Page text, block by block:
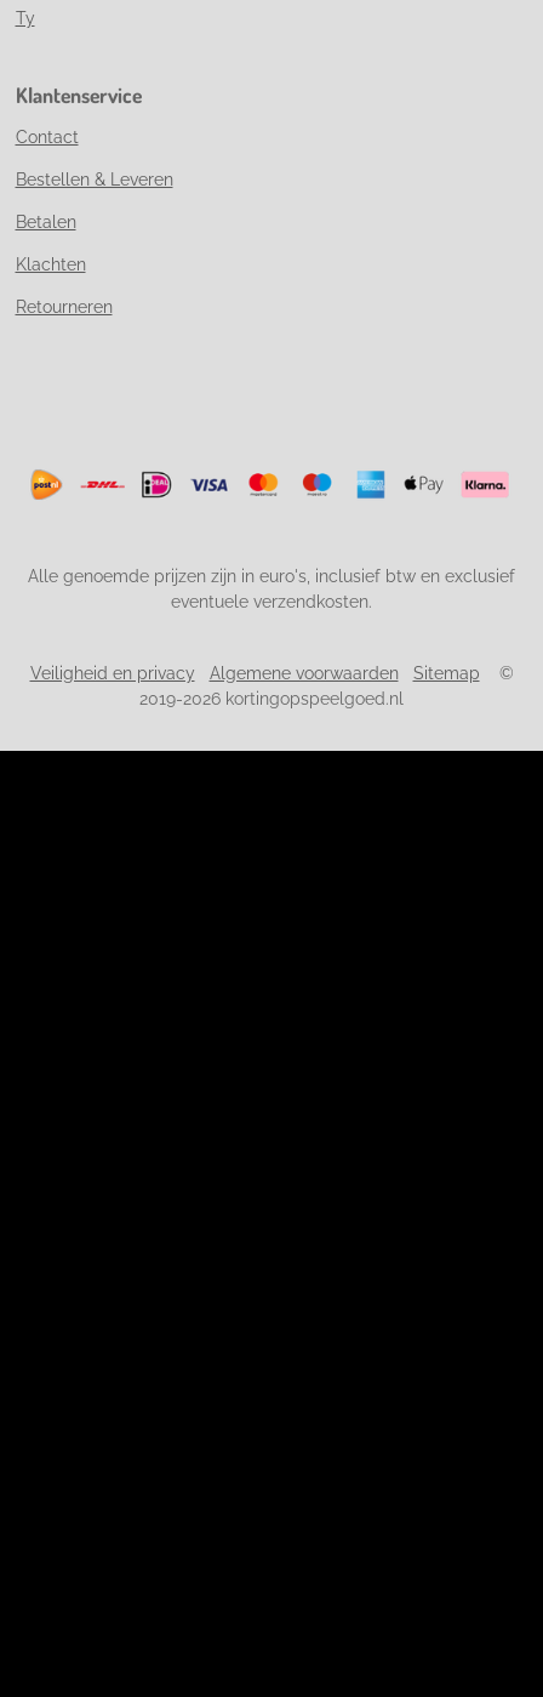
Ty
Klantenservice
Contact
Bestellen & Leveren
Betalen
Klachten
Retourneren
Alle genoemde prijzen zijn in euro's, inclusief btw en exclusief
eventuele verzendkosten.
Veiligheid en privacy Algemene voorwaarden Sitemap ©
2019-2026 kortingopspeelgoed.nl